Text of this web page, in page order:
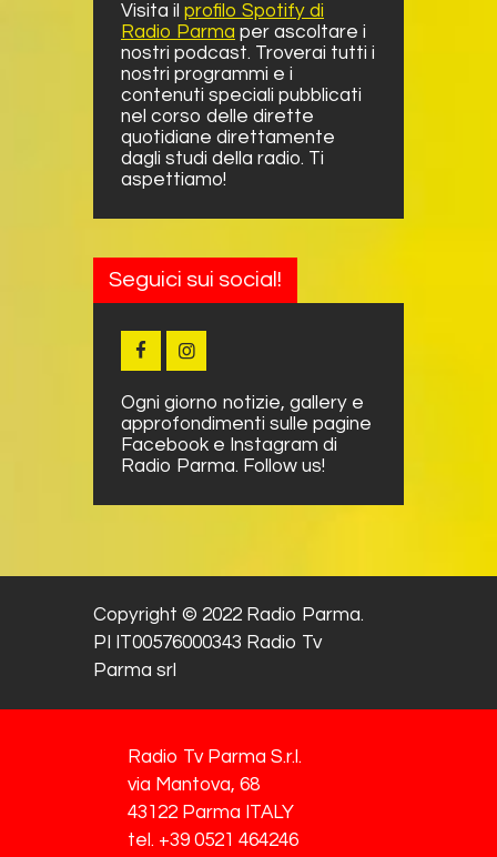
Visita il profilo Spotify di
Radio Parma per ascoltare i
nostri podcast. Troverai tutti i
nostri programmi e i
contenuti speciali pubblicati
nel corso delle dirette
quotidiane direttamente
dagli studi della radio. Ti
aspettiamo!
Seguici sui social!
Ogni giorno notizie, gallery e
approfondimenti sulle pagine
Facebook e Instagram di
Radio Parma. Follow us!
Copyright © 2022 Radio Parma.
PI IT00576000343 Radio Tv
Parma srl
Radio Tv Parma S.r.l.
via Mantova, 68
43122 Parma ITALY
tel. +39 0521 464246